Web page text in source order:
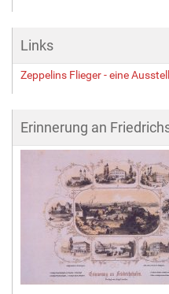
Links
Zeppelins Flieger - eine
Erinnerung an